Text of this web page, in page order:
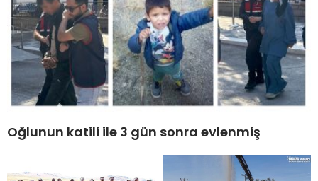
Oğlunun katili ile 3 gün sonra evlenmiş